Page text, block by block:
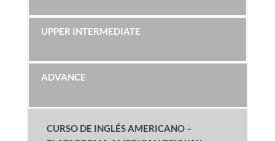
UPPER INTERMEDIATE
ADVANCE
CURSO DE INGLÉS AMERICANO –